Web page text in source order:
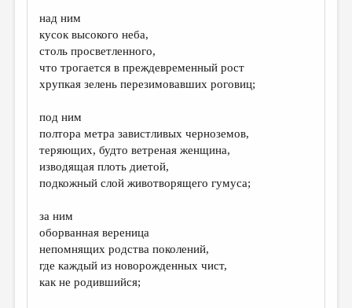
СТРАНИЦЫ ПАМЯТИ
ОБЪЯВЛЕНИЯ
ОТ РЕДАКЦИИ
МАЛАЯ ПРОЗА
ЭССЕИСТИКА
ЛИТЕРАТУРОВЕДЕНИЕ
КУЛЬТУРОВЕДЕНИЕ
ПУБЛИЦИСТИКА
над ним
кусок высокого неба,
столь просветленного,
что трогается в преждевременный рост
хрупкая зелень перезимовавших роговиц;
под ним
полтора метра завистливых черноземов,
теряющих, будто ветреная женщина,
изводящая плоть диетой,
подкожный слой животворящего гумуса;
за ним
оборванная вереница
непомнящих родства поколений,
где каждый из новорожденных чист,
как не родившийся;